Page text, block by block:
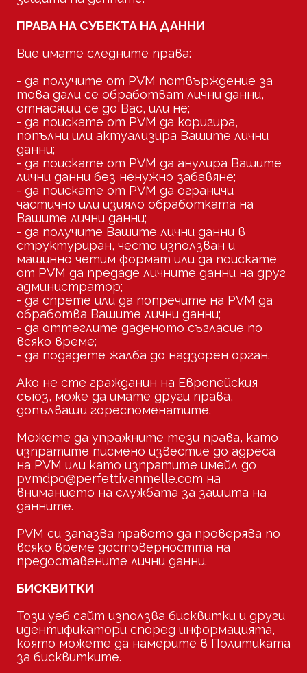
ПРАВА НА СУБЕКТА НА ДАННИ
Вие имате следните права:
- да получите от PVM потвърждение за
това дали се обработват лични данни,
отнасящи се до Вас, или не;
- да поискате от PVM да коригира,
попълни или актуализира Вашите лични
данни;
- да поискате от PVM да анулира Вашите
лични данни без ненужно забавяне;
- да поискате от PVM да ограничи
частично или изцяло обработката на
Вашите лични данни;
- да получите Вашите лични данни в
структуриран, често използван и
машинно четим формат или да поискате
от PVM да предаде личните данни на друг
администратор;
- да спрете или да попречите на PVM да
обработва Вашите лични данни;
- да оттеглите даденото съгласие по
всяко време;
- да подадете жалба до надзорен орган.
Ако не сте гражданин на Европейския
съюз, може да имате други права,
допълващи гореспоменатите.
Можете да упражните тези права, като
изпратите писмено известие до адреса
на PVM или като изпратите имейл до
pvmdpo@perfettivanmelle.com на
вниманието на службата за защита на
данните.
PVM си запазва правото да проверява по
всяко време достоверността на
предоставените лични данни.
БИСКВИТКИ
Този уеб сайт използва бисквитки и други
идентификатори според информацията,
която можете да намерите в Политиката
за бисквитките.